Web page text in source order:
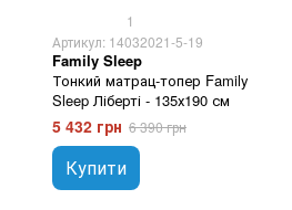
1
Артикул: 14032021-5-19
Family Sleep
Тонкий матрац-топер Family
Sleep Ліберті - 135х190 см
5 432 грн 6 390 грн
Купити